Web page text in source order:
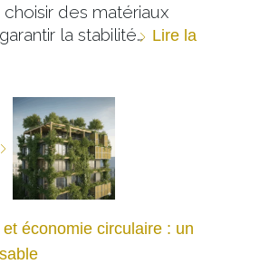
des matériaux
la stabilité… Lire la
économie circulaire : un